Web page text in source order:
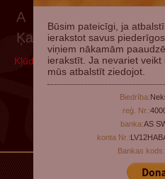
A
Ķa
Ķā Ķb Ķc Ķč Ķd
Kļūda, mēģiniet vēlāk
Būsim pateicīgi, ja
ierakstot savus
viņiem nākamām
ierakstīt. Ja nevariet
mūs atbalstīt ziedojot.
Biedrība:
reģ. Nr.:
banka:AS
konta Nr.:
Bankas kods: